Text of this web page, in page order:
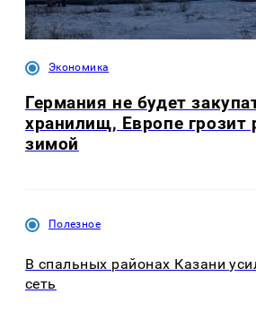
Экономика
Германия не будет
хранилищ, Европе грозит
зимой
Полезное
В спальных районах Казани
сеть